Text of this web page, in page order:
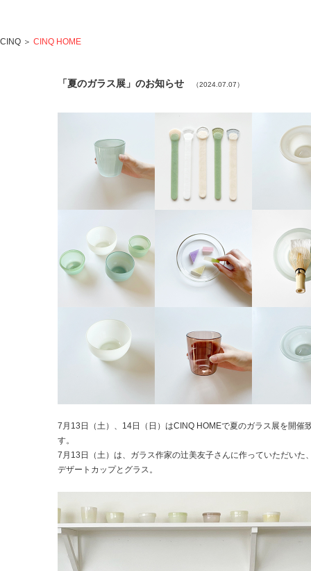
CINQ ＞ CINQ HOME
「夏のガラス展」のお知らせ （2024.07.07）
7月13日（土）、14日（日）はCINQ HOMEで夏のガラス展を開催
す。
7月13日（土）は、ガラス作家の辻美友子さんに作っていただいた
デザートカップとグラス。